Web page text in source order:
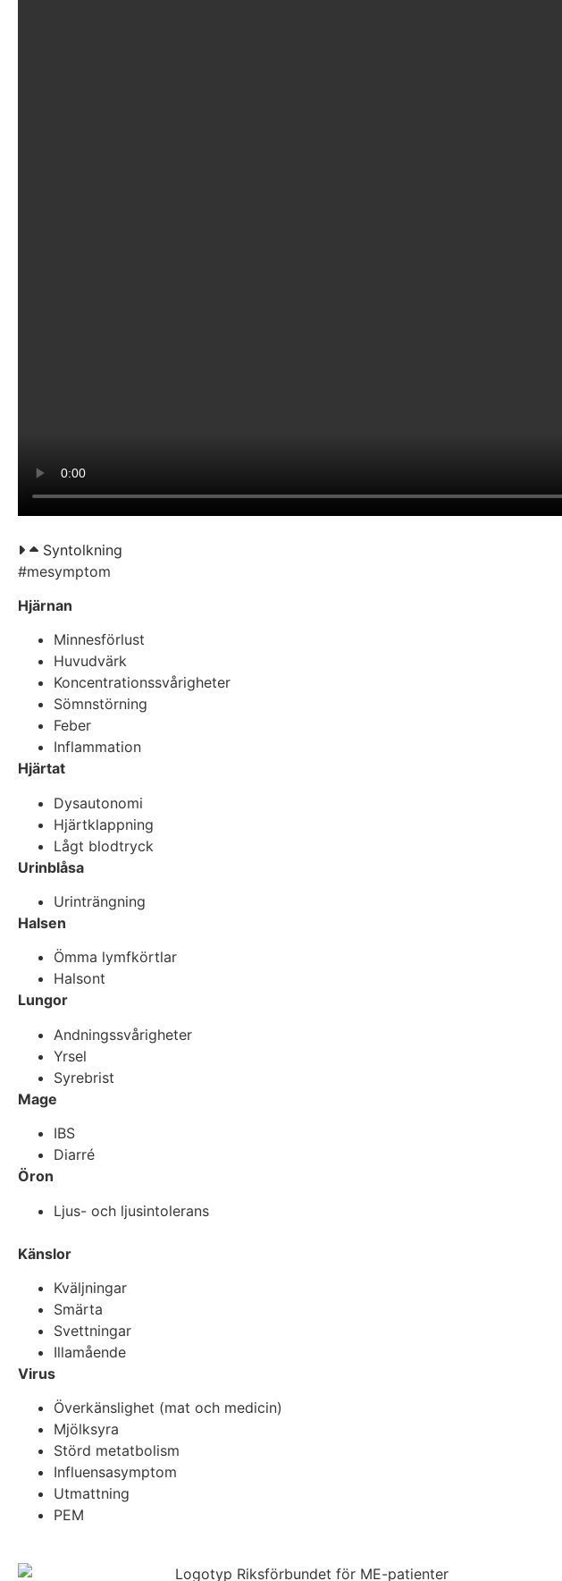
Syntolkning
#mesymptom
Hjärnan
Minnesförlust
Huvudvärk
Koncentrationssvårigheter
Sömnstörning
Feber
Inflammation
Hjärtat
Dysautonomi
Hjärtklappning
Lågt blodtryck
Urinblåsa
Urinträngning
Halsen
Ömma lymfkörtlar
Halsont
Lungor
Andningssvårigheter
Yrsel
Syrebrist
Mage
IBS
Diarré
Öron
Ljus- och ljusintolerans
Känslor
Kväljningar
Smärta
Svettningar
Illamående
Virus
Överkänslighet (mat och medicin)
Mjölksyra
Störd metatbolism
Influensasymptom
Utmattning
PEM